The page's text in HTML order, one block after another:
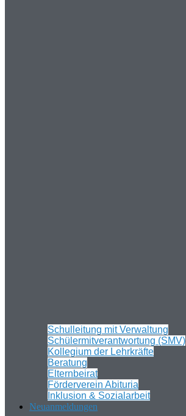
Schulleitung mit Verwaltung
Schülermitverantwortung (SMV)
Kollegium der Lehrkräfte
Beratung
Elternbeirat
Förderverein Abituria
Inklusion & Sozialarbeit
Neuanmeldungen